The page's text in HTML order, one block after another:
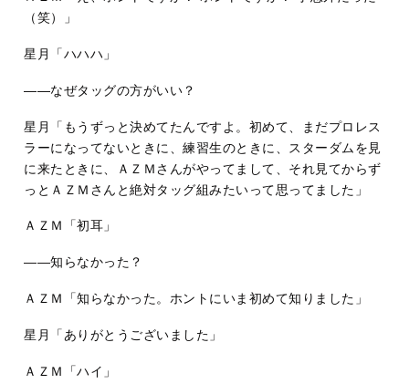
（笑）」
星月「ハハハ」
――なぜタッグの方がいい？
星月「もうずっと決めてたんですよ。初めて、まだプロレス
ラーになってないときに、練習生のときに、スターダムを見
に来たときに、ＡＺＭさんがやってまして、それ見てからず
っとＡＺＭさんと絶対タッグ組みたいって思ってました」
ＡＺＭ「初耳」
――知らなかった？
ＡＺＭ「知らなかった。ホントにいま初めて知りました」
星月「ありがとうございました」
ＡＺＭ「ハイ」